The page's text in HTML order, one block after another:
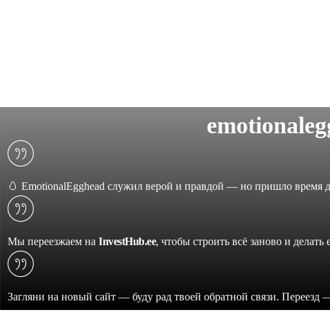
🥚 EmotionalEgghead служил верой и правдой — но пришло время
Мы переезжаем на InvestHub.ee, чтобы строить всё заново и
Загляни на новый сайт — буду рад твоей обратной связи. Переезд